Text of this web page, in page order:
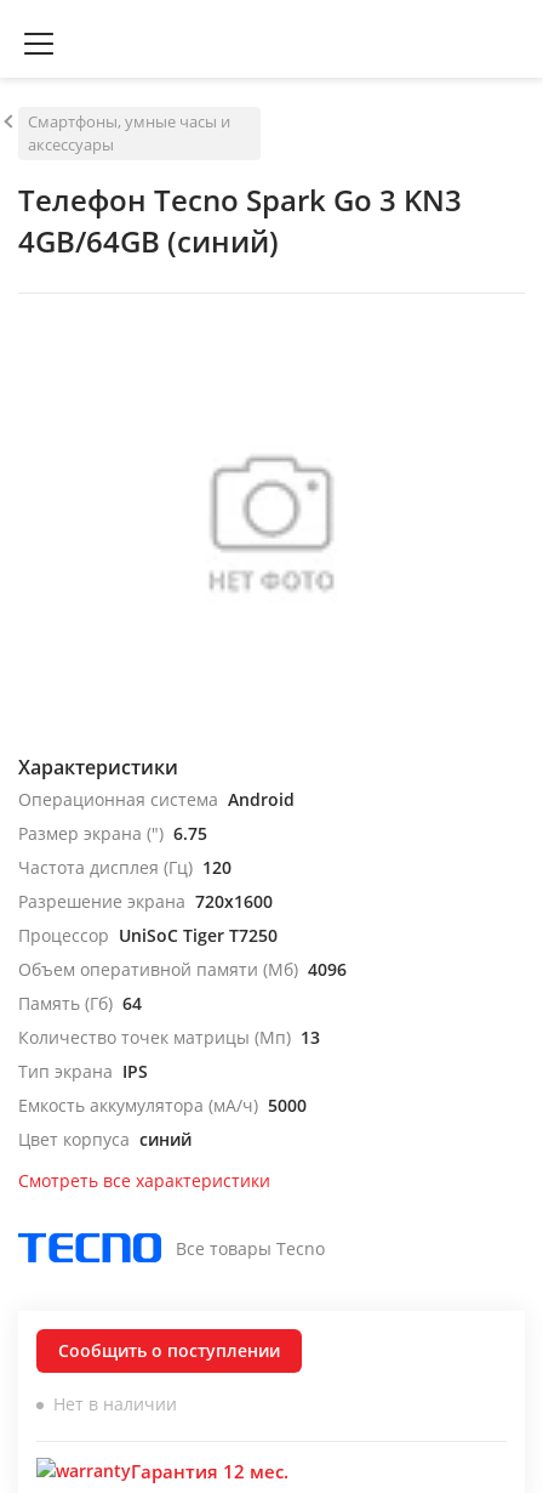
Смартфоны, умные часы и
аксессуары
Телефон Tecno Spark Go 3 KN3
4GB/64GB (синий)
Характеристики
Операционная система Android
Размер экрана (") 6.75
Частота дисплея (Гц) 120
Разрешение экрана 720x1600
Процессор UniSoC Tiger T7250
Объем оперативной памяти (Мб) 4096
Память (Гб) 64
Количество точек матрицы (Мп) 13
Тип экрана IPS
Емкость аккумулятора (мА/ч) 5000
Цвет корпуса синий
Смотреть все характеристики
Все товары Tecno
Сообщить о поступлении
Нет в наличии
Гарантия 12 мес.